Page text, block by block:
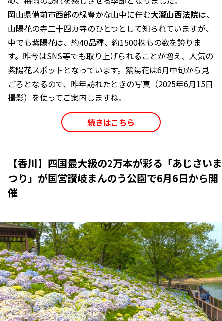
岡山県備前市西部の緑豊かな山中に佇む大瀧山西法院は、
山陽花の寺二十四カ寺のひとつとして知られていますが、
中でも紫陽花は、約40品種、約1500株もの数を誇りま
す。昨今はSNS等でも取り上げられることが増え、人気の
紫陽花スポットとなっています。紫陽花は6月中旬から見
ごろとなるので、昨年訪れたときの写真（2025年6月15日
撮影）を使ってご案内しますね。
続きはこちら
【香川】四国最大級の2万本が彩る「あじさいま
つり」が国営讃岐まんのう公園で6月6日から開
催